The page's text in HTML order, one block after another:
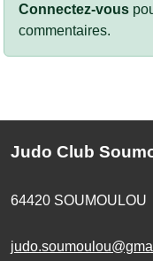
Connectez-vous
commentaires.
Judo Club
64420 SOUMOULOU